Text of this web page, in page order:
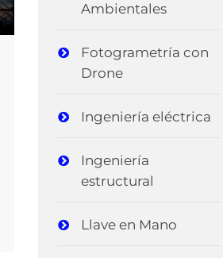
Ambientales
Fotogrametría con
Drone
Ingeniería eléctrica
Ingeniería
estructural
Llave en Mano